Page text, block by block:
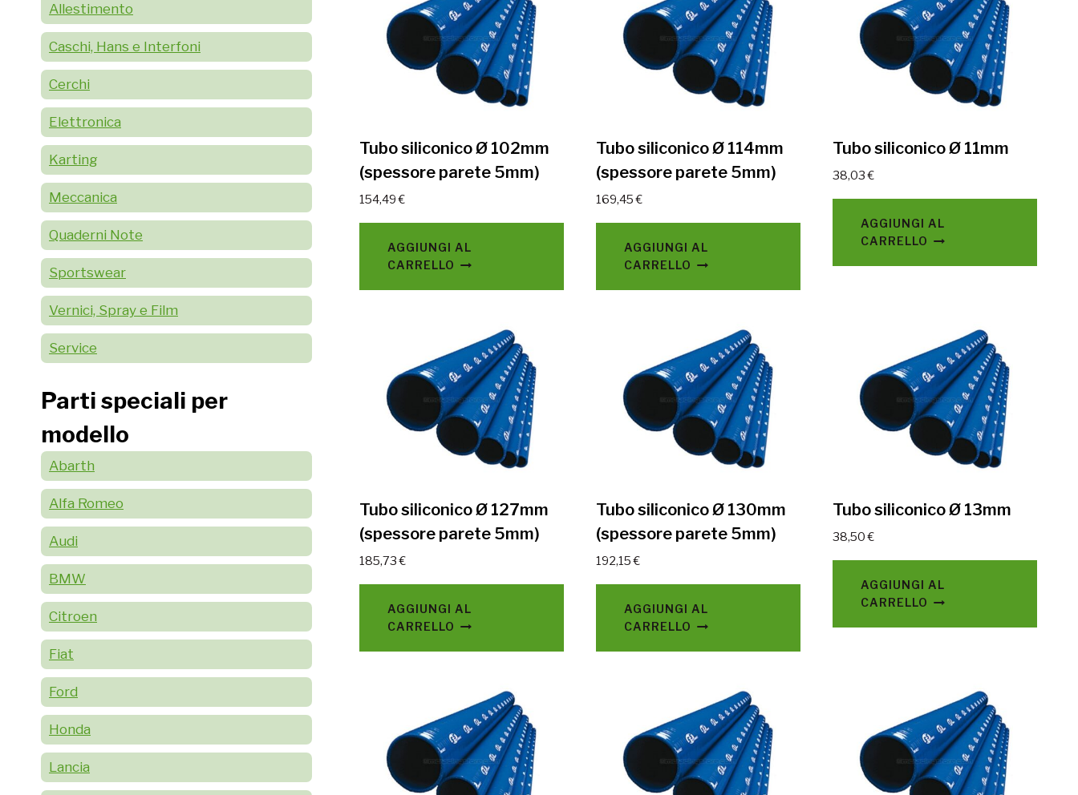
Tubo siliconico Ø 102mm
(spessore parete 5mm)
154,49€
AGGIUNGI AL
CARRELLO
Tubo siliconico Ø 114mm
(spessore parete 5mm)
169,45€
AGGIUNGI AL
CARRELLO
Tubo siliconico Ø 11mm
38,03€
AGGIUNGI AL
CARRELLO
Tubo siliconico Ø 127mm
(spessore parete 5mm)
185,73€
AGGIUNGI AL
CARRELLO
Tubo siliconico Ø 130mm
(spessore parete 5mm)
192,15€
AGGIUNGI AL
CARRELLO
Tubo siliconico Ø 13mm
38,50€
AGGIUNGI AL
CARRELLO
Allestimento
Caschi, Hans e Interfoni
Cerchi
Elettronica
Karting
Meccanica
Quaderni Note
Sportswear
Vernici, Spray e Film
Service
Parti speciali per
modello
Abarth
Alfa Romeo
Audi
BMW
Citroen
Fiat
Ford
Honda
Lancia